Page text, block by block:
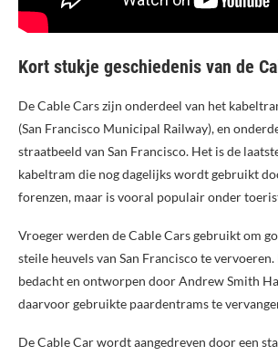
Kort stukje geschiedenis van de
De Cable Cars zijn onderdeel van het
(San Francisco Municipal Railway), en
straatbeeld van San Francisco. Het is de
kabeltram die nog dagelijks wordt gebruikt
forenzen, maar is vooral populair onder
Vroeger werden de Cable Cars gebruikt om
steile heuvels van San Francisco te
bedacht en ontworpen door Andrew Smith
daarvoor gebruikte paardentrams te
De Cable Car wordt aangedreven door een